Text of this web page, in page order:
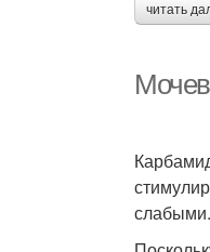
читать
слабыми.